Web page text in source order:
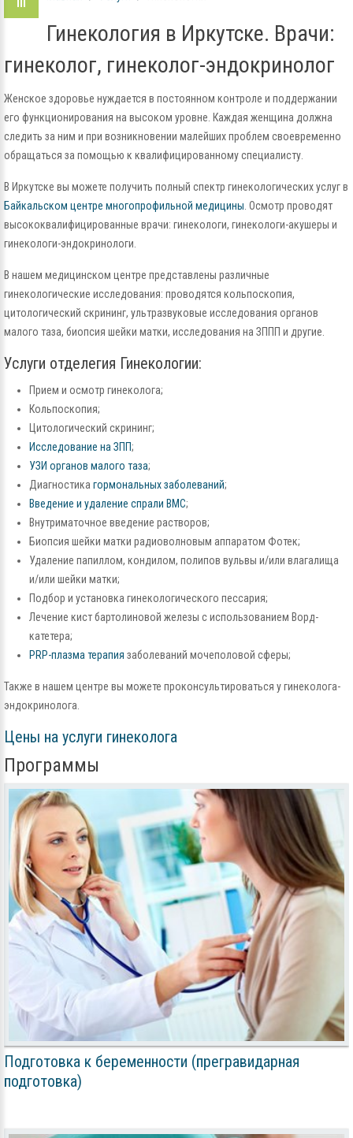
Гинекология в Иркутске. Врачи:
гинеколог, гинеколог-эндокринолог
Женское здоровье нуждается в постоянном контроле и поддержании
его функционирования на высоком уровне. Каждая женщина должна
следить за ним и при возникновении малейших проблем своевременно
обращаться за помощью к квалифицированному специалисту.
В Иркутске вы можете получить полный спектр гинекологических услуг в
Байкальском центре многопрофильной медицины. Осмотр проводят
высококвалифицированные врачи: гинекологи, гинекологи-акушеры и
гинекологи-эндокринологи.
В нашем медицинском центре представлены различные
гинекологические исследования: проводятся кольпоскопия,
цитологический скрининг, ультразвуковые исследования органов
малого таза, биопсия шейки матки, исследования на ЗППП и другие.
Услуги отделегия Гинекологии:
Прием и осмотр гинеколога;
Кольпоскопия;
Цитологический скрининг;
Исследование на ЗПП;
УЗИ органов малого таза;
Диагностика гормональных заболеваний;
Введение и удаление спрали ВМС;
Внутриматочное введение растворов;
Биопсия шейки матки радиоволновым аппаратом Фотек;
Удаление папиллом, кондилом, полипов вульвы и/или влагалища
и/или шейки матки;
Подбор и установка гинекологического пессария;
Лечение кист бартолиновой железы с использованием Ворд-
катетера;
PRP-плазма терапия заболеваний мочеполовой сферы;
Также в нашем центре вы можете проконсультироваться у гинеколога-
эндокринолога.
Цены на услуги гинеколога
Программы
Подготовка к беременности (прегравидарная
подготовка)